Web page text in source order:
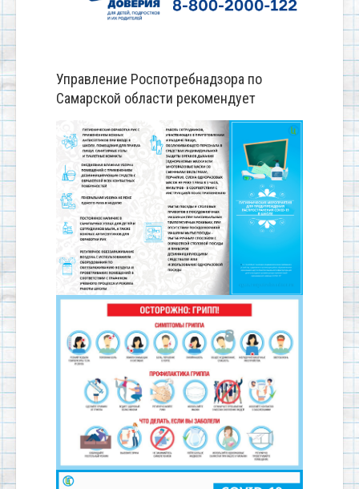
Управление Роспотребнадзора по
Самарской области рекомендует